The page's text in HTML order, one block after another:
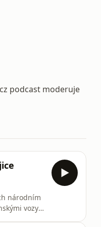
podcast moderuje
národním
vozy